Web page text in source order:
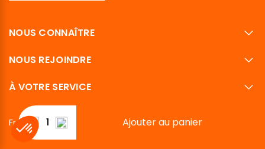
Ajouter au panier
NOUS CONNAÎTRE
NOUS REJOINDRE
À VOTRE SERVICE
Français